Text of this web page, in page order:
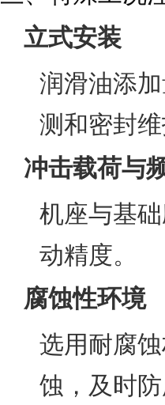
立式安装
润滑油添
测和密封维
冲击载荷与
机座与基
动精度。
腐蚀性环境
选用耐腐
蚀，及时防